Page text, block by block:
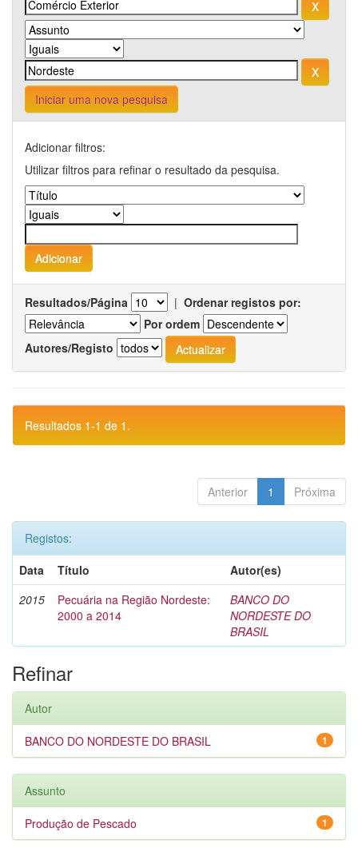
Iniciar uma nova pesquisa
Adicionar filtros:
Utilizar filtros para refinar o resultado da pesquisa.
Resultados/Página | Ordenar registos por:
Por ordem
Autores/Registo
Resultados 1-1 de 1.
Anterior 1 Próxima
Registos:
Data
Título
Autor(es)
2015
Pecuária na Região Nordeste:
2000 a 2014
BANCO DO
NORDESTE DO
BRASIL
Refinar
Autor
1
BANCO DO NORDESTE DO BRASIL
Assunto
1
Produção de Pescado